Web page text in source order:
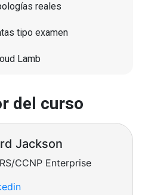
reales
tipo examen
Lamb
del curso
Jackson
CCNP Enterprise